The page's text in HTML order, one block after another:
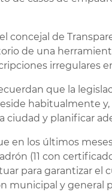
concejal de
de una
irregulares
que la
habitualmente
ciudad y planificar
en los últimos
(11 con
para garantizar
municipal y general